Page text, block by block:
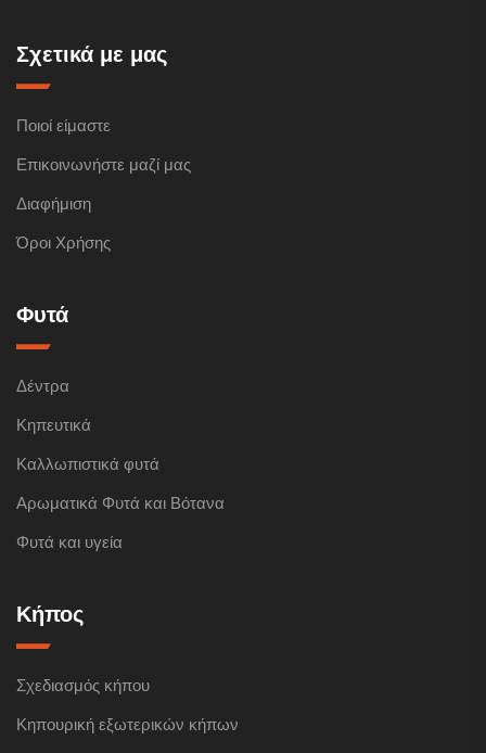
Σχετικά με μας
Ποιοί είμαστε
Επικοινωνήστε μαζί μας
Διαφήμιση
Όροι Χρήσης
Φυτά
Δέντρα
Κηπευτικά
Καλλωπιστικά φυτά
Αρωματικά Φυτά και Βότανα
Φυτά και υγεία
Κήπος
Σχεδιασμός κήπου
Κηπουρική εξωτερικών κήπων